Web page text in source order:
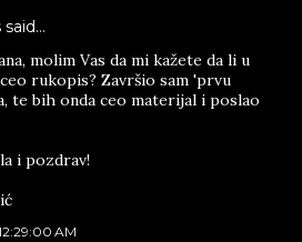
molim Vas da mi kažete da li u
rukopis? Završio sam 'prvu
te bih onda ceo materijal i poslao
i pozdrav!
AM